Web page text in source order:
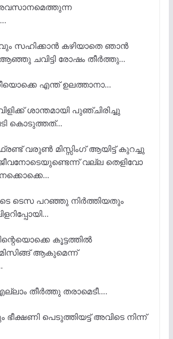
സഹിക്കാൻ കഴിയാതെ ഞാൻ
ആഞ്ഞു ചവിട്ടി രോഷം തീർത്തു…
എന്ത് ഉലത്താനാ…
ശാന്തമായി പുഞ്ചിരിച്ചു
കൊടുത്തത്…
വരുൺ മിസ്സിംഗ് ആയിട്ട് കുറച്ചു
വല്ല തെളിവോ
ടെസ പറഞ്ഞു നിർത്തിയതും
കൂട്ടത്തിൽ
ആകുമെന്ന്
തീർത്തു തരാമെടീ….
പെടുത്തിയട്ട് അവിടെ നിന്ന്